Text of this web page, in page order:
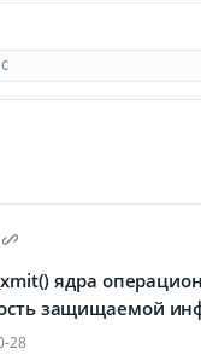
ядра
защищаемой
28